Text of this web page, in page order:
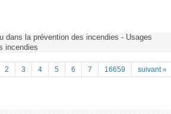
dans la prévention des incendies - Usages
incendies
2 3 4 5 6 7 16659 suivant »